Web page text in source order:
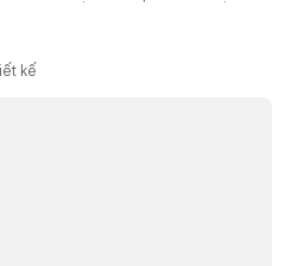
kế